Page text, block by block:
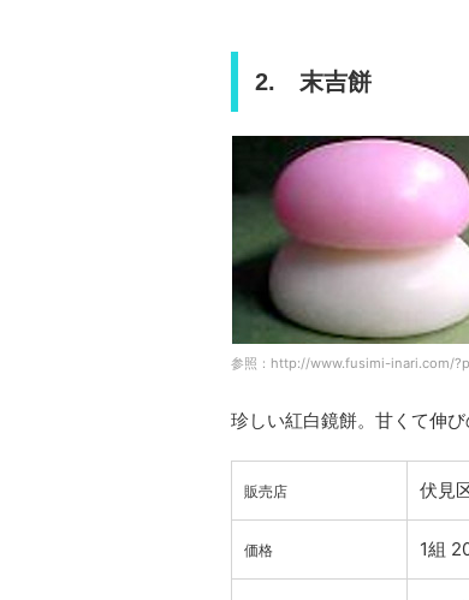
2. 末吉餅
参照：http://www.fusimi-inari.com/
珍しい紅白鏡餅。甘くて伸
販売店 伏見
価格 1組